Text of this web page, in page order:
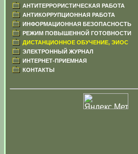
АНТИТЕРРОРИСТИЧЕСКАЯ РАБОТА
АНТИКОРРУПЦИОННАЯ РАБОТА
ИНФОРМАЦИОННАЯ БЕЗОПАСНОСТЬ
РЕЖИМ ПОВЫШЕННОЙ ГОТОВНОСТИ
ДИСТАНЦИОННОЕ ОБУЧЕНИЕ, ЭИОС
ЭЛЕКТРОННЫЙ ЖУРНАЛ
ИНТЕРНЕТ-ПРИЕМНАЯ
КОНТАКТЫ